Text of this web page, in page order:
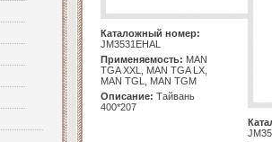
Каталожный номер:
JM3531EHAL
Применяемость: MAN
TGA XXL, MAN TGA LX,
MAN TGL, MAN TGM
Описание: Тайвань
400*207